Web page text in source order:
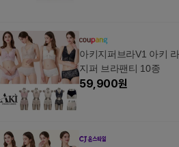
아키지퍼브라V1 아키
지퍼 브라팬티 10종
59,900원